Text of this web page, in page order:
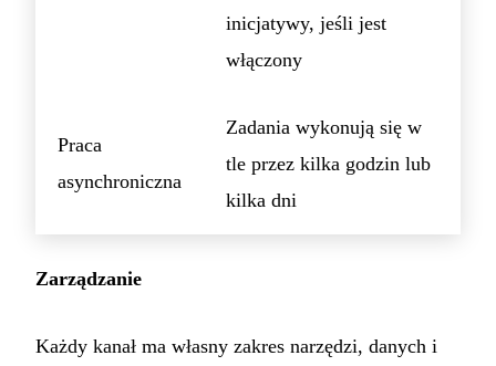
inicjatywy, jeśli jest
włączony
Praca
asynchroniczna
Zadania wykonują się w
tle przez kilka godzin lub
kilka dni
Zarządzanie
Każdy kanał ma własny zakres narzędzi, danych i